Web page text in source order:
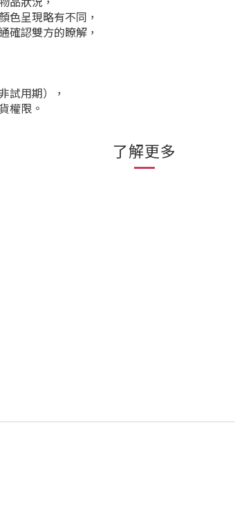
色呈現略有不同，
確認雙方的瞭解，
試用期），
權限。
了解更多